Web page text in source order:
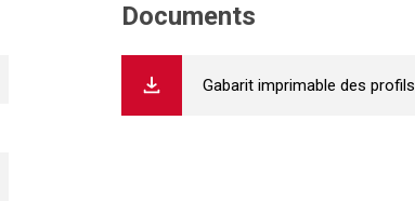
Documents
Gabarit imprimable des profils